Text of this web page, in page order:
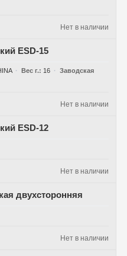
Нет в наличии
ESD-15
Вес г. 16
Заводская
Нет в наличии
ESD-12
Нет в наличии
двухсторонняя
Нет в наличии